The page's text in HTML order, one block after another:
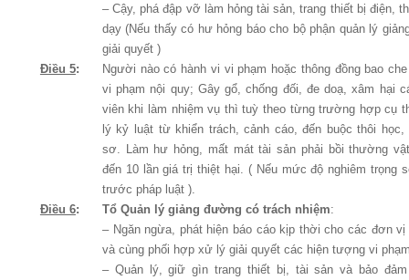
– Cậy, phá đập vỡ làm hỏng tài sản, trang thiết bị điện,
dạy (Nếu thấy có hư hỏng báo cho bộ phận quản lý
giải quyết )
Điều 5:
Ng­ười nào có hành vi vi phạm hoặc thông đồng bao
vi phạm nội quy; Gây gổ, chống đối, đe doạ, xâm hại
viên khi làm nhiệm vụ thì tuỳ theo từng trư­ờng hợp cụ
lý kỷ luật từ khiển trách, cảnh cáo, đến buộc thôi học,
sơ. Làm hư hỏng, mất mát tài sản phải bồi thư­ờng
đến 10 lần giá trị thiệt hại. ( Nếu mức độ nghiêm trọng
trư­ớc pháp luật ).
Điều 6: Tổ Quản lý giảng đường có trách nhiệm:
– Ngăn ngừa, phát hiện báo cáo kịp thời cho các đơn
và cùng phối hợp xử lý giải quyết các hiện t­ượng vi
– Quản lý, giữ gìn trang thiết bị, tài sản và bảo đảm